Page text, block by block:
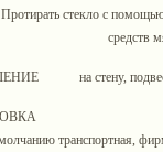
Протирать стекло с
средств
на стену,
транспортная,